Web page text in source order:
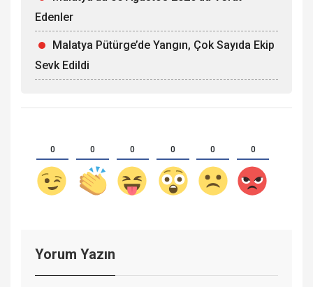
Edenler
Malatya Pütürge’de Yangın, Çok Sayıda Ekip
Sevk Edildi
0 0 0 0 0 0
Yorum Yazın